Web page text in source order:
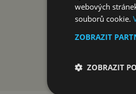
webových
souborů cookie.
ZOBRAZIT
ZOBRAZIT